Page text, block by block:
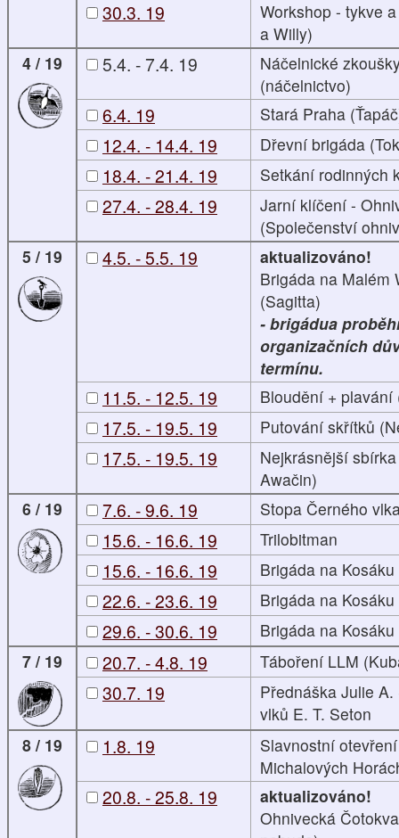
30.3. 19
Workshop - tykve
a Willy)
4 / 19
5.4. - 7.4. 19
Náčelnické
(náčelnictvo)
6.4. 19 Stará Praha
12.4. - 14.4. 19 Dřevní brigáda
18.4. - 21.4. 19 Setkání rodinných
27.4. - 28.4. 19
Jarní klíčení -
(Společenství
5 / 19
4.5. - 5.5. 19
aktualizováno!
Brigáda na Malém
(Sagitta)
- brigádua
organizačních
termínu.
11.5. - 12.5. 19 Bloudění + plavání
17.5. - 19.5. 19 Putování skřítků
17.5. - 19.5. 19
Nejkrásnější
Awačin)
6 / 19
7.6. - 9.6. 19 Stopa Černého
15.6. - 16.6. 19 Trilobitman
15.6. - 16.6. 19 Brigáda na
22.6. - 23.6. 19 Brigáda na
29.6. - 30.6. 19
Brigáda na
7 / 19
20.7. - 4.8. 19 Táboření LLM
30.7. 19
Přednáška Julie
vlků E. T. Seton
8 / 19
1.8. 19
Slavnostní
Michalových
20.8. - 25.8. 19
aktualizováno!
Ohnivecká